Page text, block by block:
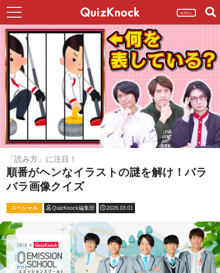
ログイン
「読み方」に注目！
順番がヘンなイラストの謎を解け！バラ
バラ画像クイズ
スペシャル QuizKnock編集部 2026.03.01